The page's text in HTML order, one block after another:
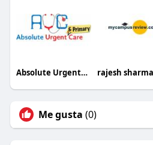
Absolute UrgentCare rajesh sharma
Me gusta (0)